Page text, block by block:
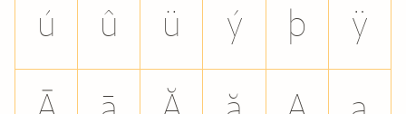
ú û ü ý þ ÿ